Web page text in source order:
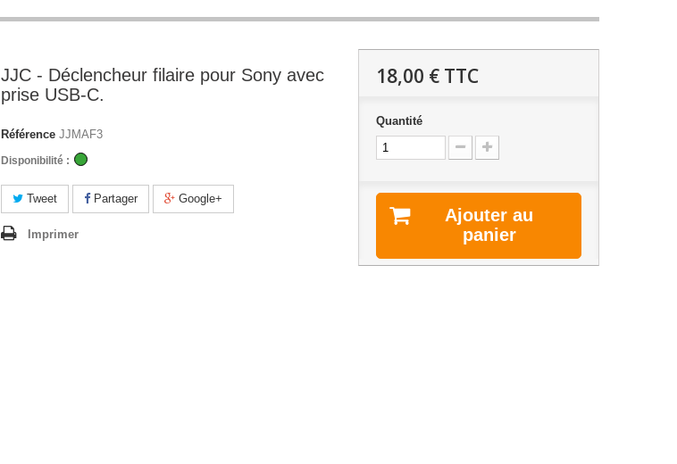
JJC - Déclencheur filaire pour Sony avec
prise USB-C.
Référence JJMAF3
Disponibilité :
Tweet Partager Google+
Imprimer
18,00 €TTC
Quantité
Ajouter au
panier